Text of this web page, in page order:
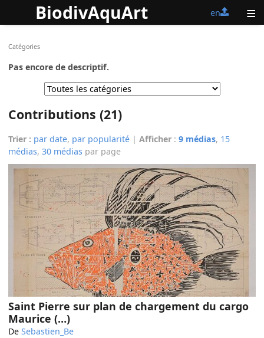
BiodivAquArt en ≡
Catégories
Pas encore de descriptif.
Contributions (21)
Trier : par date, par popularité |Afficher :9 médias, 15
médias,30 médias par page
Saint Pierre sur plan de chargement du cargo
Maurice (…)
DeSebastien_Be